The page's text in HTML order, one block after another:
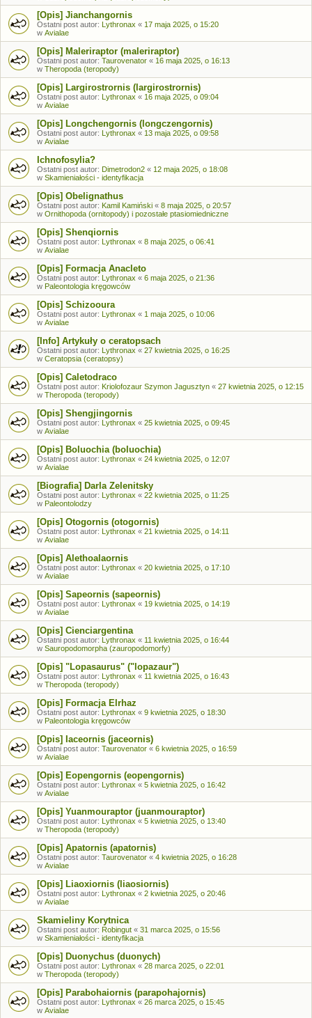
[Opis] Jianchangornis
Ostatni post autor: Lythronax « 17 maja 2025, o 15:20
w Avialae
[Opis] Maleriraptor (maleriraptor)
Ostatni post autor: Taurovenator « 16 maja 2025, o 16:13
w Theropoda (teropody)
[Opis] Largirostrornis (largirostrornis)
Ostatni post autor: Lythronax « 16 maja 2025, o 09:04
w Avialae
[Opis] Longchengornis (longczengornis)
Ostatni post autor: Lythronax « 13 maja 2025, o 09:58
w Avialae
Ichnofosylia?
Ostatni post autor: Dimetrodon2 « 12 maja 2025, o 18:08
w Skamieniałości - identyfikacja
[Opis] Obelignathus
Ostatni post autor: Kamil Kamiński « 8 maja 2025, o 20:57
w Ornithopoda (ornitopody) i pozostałe ptasiomiedniczne
[Opis] Shenqiornis
Ostatni post autor: Lythronax « 8 maja 2025, o 06:41
w Avialae
[Opis] Formacja Anacleto
Ostatni post autor: Lythronax « 6 maja 2025, o 21:36
w Paleontologia kręgowców
[Opis] Schizooura
Ostatni post autor: Lythronax « 1 maja 2025, o 10:06
w Avialae
[Info] Artykuły o ceratopsach
Ostatni post autor: Lythronax « 27 kwietnia 2025, o 16:25
w Ceratopsia (ceratopsy)
[Opis] Caletodraco
Ostatni post autor: Kriolofozaur Szymon Jagusztyn « 27 kwietnia 2025, o 12:15
w Theropoda (teropody)
[Opis] Shengjingornis
Ostatni post autor: Lythronax « 25 kwietnia 2025, o 09:45
w Avialae
[Opis] Boluochia (boluochia)
Ostatni post autor: Lythronax « 24 kwietnia 2025, o 12:07
w Avialae
[Biografia] Darla Zelenitsky
Ostatni post autor: Lythronax « 22 kwietnia 2025, o 11:25
w Paleontolodzy
[Opis] Otogornis (otogornis)
Ostatni post autor: Lythronax « 21 kwietnia 2025, o 14:11
w Avialae
[Opis] Alethoalaornis
Ostatni post autor: Lythronax « 20 kwietnia 2025, o 17:10
w Avialae
[Opis] Sapeornis (sapeornis)
Ostatni post autor: Lythronax « 19 kwietnia 2025, o 14:19
w Avialae
[Opis] Cienciargentina
Ostatni post autor: Lythronax « 11 kwietnia 2025, o 16:44
w Sauropodomorpha (zauropodomorfy)
[Opis] "Lopasaurus" ("lopazaur")
Ostatni post autor: Lythronax « 11 kwietnia 2025, o 16:43
w Theropoda (teropody)
[Opis] Formacja Elrhaz
Ostatni post autor: Lythronax « 9 kwietnia 2025, o 18:30
w Paleontologia kręgowców
[Opis] Iaceornis (jaceornis)
Ostatni post autor: Taurovenator « 6 kwietnia 2025, o 16:59
w Avialae
[Opis] Eopengornis (eopengornis)
Ostatni post autor: Lythronax « 5 kwietnia 2025, o 16:42
w Avialae
[Opis] Yuanmouraptor (juanmouraptor)
Ostatni post autor: Lythronax « 5 kwietnia 2025, o 13:40
w Theropoda (teropody)
[Opis] Apatornis (apatornis)
Ostatni post autor: Taurovenator « 4 kwietnia 2025, o 16:28
w Avialae
[Opis] Liaoxiornis (liaosiornis)
Ostatni post autor: Lythronax « 2 kwietnia 2025, o 20:46
w Avialae
Skamieliny Korytnica
Ostatni post autor: Robingut « 31 marca 2025, o 15:56
w Skamieniałości - identyfikacja
[Opis] Duonychus (duonych)
Ostatni post autor: Lythronax « 28 marca 2025, o 22:01
w Theropoda (teropody)
[Opis] Parabohaiornis (parapohajornis)
Ostatni post autor: Lythronax « 26 marca 2025, o 15:45
w Avialae